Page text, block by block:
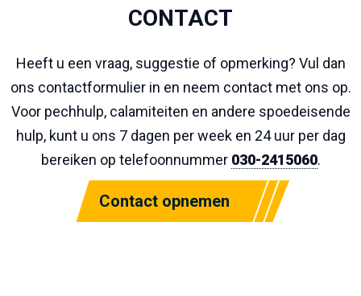
CONTACT
Heeft u een vraag, suggestie of opmerking? Vul dan
ons contactformulier in en neem contact met ons op.
Voor pechhulp, calamiteiten en andere spoedeisende
hulp, kunt u ons 7 dagen per week en 24 uur per dag
bereiken op telefoonnummer 030-2415060.
Contact opnemen